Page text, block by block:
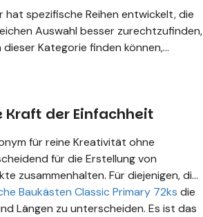
hat spezifische Reihen entwickelt, die
Auswahl besser zurechtzufinden,
Kategorie finden können,
der Einfachheit
für reine Kreativität ohne
für die Erstellung von
zusammenhalten. Für diejenigen, die
Baukästen Classic Primary 72ks die
Längen zu unterscheiden. Es ist das